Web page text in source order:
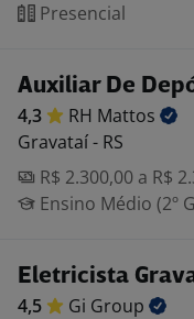
Presencial
Auxiliar De
4,3 RH Mattos
Gravataí - RS
R$ 2.300,00 a R$
Ensino Médio (2º
Eletricista
4,5 Gi Group